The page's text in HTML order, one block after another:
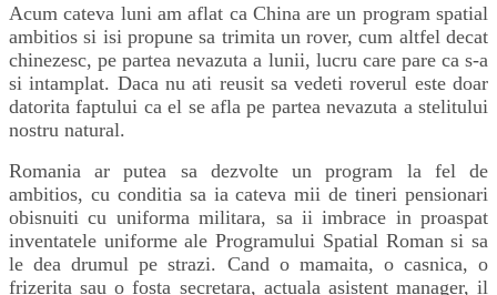
Acum cateva luni am aflat ca China are un program spatial
ambitios si isi propune sa trimita un rover, cum altfel decat
chinezesc, pe partea nevazuta a lunii, lucru care pare ca s-a
si intamplat. Daca nu ati reusit sa vedeti roverul este doar
datorita faptului ca el se afla pe partea nevazuta a stelitului
nostru natural.
Romania ar putea sa dezvolte un program la fel de
ambitios, cu conditia sa ia cateva mii de tineri pensionari
obisnuiti cu uniforma militara, sa ii imbrace in proaspat
inventatele uniforme ale Programului Spatial Roman si sa
le dea drumul pe strazi. Cand o mamaita, o casnica, o
frizerita sau o fosta secretara, actuala asistent manager, il